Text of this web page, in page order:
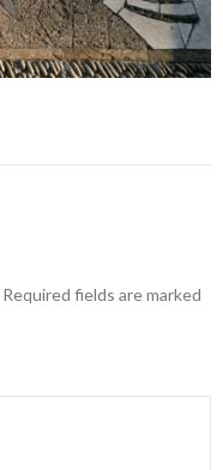
Required fields are marked